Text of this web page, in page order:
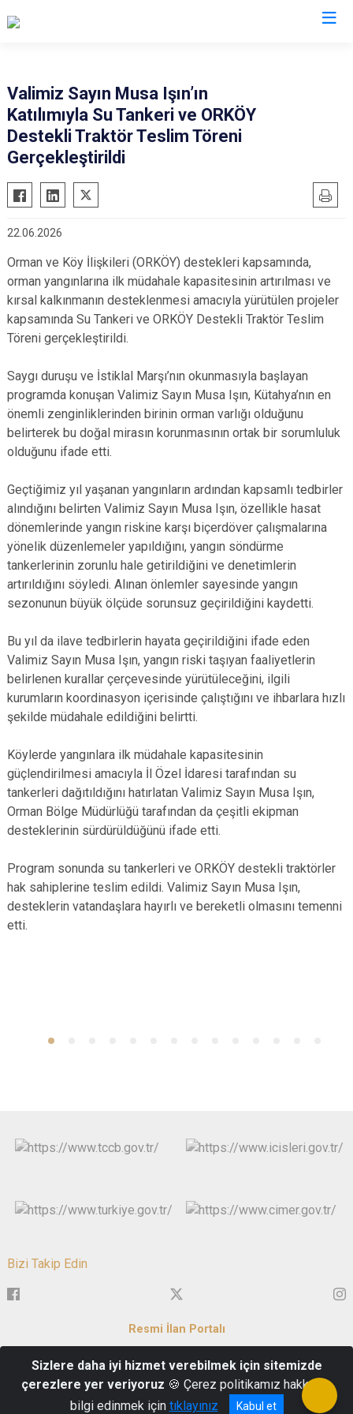
Valimiz Sayın Musa Işın’ın
Katılımıyla Su Tankeri ve ORKÖY
Destekli Traktör Teslim Töreni
Gerçekleştirildi
22.06.2026
Orman ve Köy İlişkileri (ORKÖY) destekleri kapsamında,
orman yangınlarına ilk müdahale kapasitesinin artırılması ve
kırsal kalkınmanın desteklenmesi amacıyla yürütülen projeler
kapsamında Su Tankeri ve ORKÖY Destekli Traktör Teslim
Töreni gerçekleştirildi.
Saygı duruşu ve İstiklal Marşı’nın okunmasıyla başlayan
programda konuşan Valimiz Sayın Musa Işın, Kütahya’nın en
önemli zenginliklerinden birinin orman varlığı olduğunu
belirterek bu doğal mirasın korunmasının ortak bir sorumluluk
olduğunu ifade etti.
Geçtiğimiz yıl yaşanan yangınların ardından kapsamlı tedbirler
alındığını belirten Valimiz Sayın Musa Işın, özellikle hasat
dönemlerinde yangın riskine karşı biçerdöver çalışmalarına
yönelik düzenlemeler yapıldığını, yangın söndürme
tankerlerinin zorunlu hale getirildiğini ve denetimlerin
artırıldığını söyledi. Alınan önlemler sayesinde yangın
sezonunun büyük ölçüde sorunsuz geçirildiğini kaydetti.
Bu yıl da ilave tedbirlerin hayata geçirildiğini ifade eden
Valimiz Sayın Musa Işın, yangın riski taşıyan faaliyetlerin
belirlenen kurallar çerçevesinde yürütüleceğini, ilgili
kurumların koordinasyon içerisinde çalıştığını ve ihbarlara hızlı
şekilde müdahale edildiğini belirtti.
Köylerde yangınlara ilk müdahale kapasitesinin
güçlendirilmesi amacıyla İl Özel İdaresi tarafından su
tankerleri dağıtıldığını hatırlatan Valimiz Sayın Musa Işın,
Orman Bölge Müdürlüğü tarafından da çeşitli ekipman
desteklerinin sürdürüldüğünü ifade etti.
Program sonunda su tankerleri ve ORKÖY destekli traktörler
hak sahiplerine teslim edildi. Valimiz Sayın Musa Işın,
desteklerin vatandaşlara hayırlı ve bereketli olmasını temenni
etti.
Bizi Takip Edin
Resmi İlan Portalı
Servi Mh. Zafer Meydanı No:1 43050 Merkez/KÜTAHYA
İletişim : 0 274 223 69 93
Sizlere daha iyi hizmet verebilmek için sitemizde
çerezlere yer veriyoruz 🍪 Çerez politikamız hakkında
bilgi edinmek için tıklayınız Kabul et